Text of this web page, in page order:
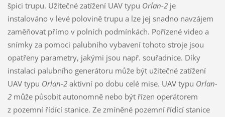
špici trupu. Užitečné zatížení UAV typu Orlan-2je
instalováno v levé polovině trupu a lze jej snadno navzájem
zaměňovat přímo v polních podmínkách. Pořízené video a
snímky za pomoci palubního vybavení tohoto stroje jsou
opatřeny parametry, jakými jsou např. souřadnice. Díky
instalaci palubního generátoru může být užitečné zatížení
UAV typu Orlan-2 aktivní po dobu celé mise. UAV typu Orlan-
2může působit autonomně nebo být řízen operátorem
z pozemní řídící stanice. Ze zmíněné pozemní řídící stanice